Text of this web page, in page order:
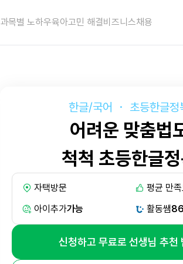
과목별 노하우육아고민 해결비즈니스채용
한글/국어 ・ 초등한글정
어려운 맞춤법
척척 초등한글
자택방문
평균 만
아이추가가능 활동쌤
신청하고 무료로 선생님 추천